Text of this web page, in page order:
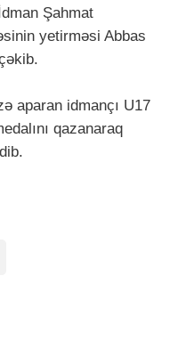
Şahmat
yetirməsi Abbas
aparan idmançı U17
qazanaraq